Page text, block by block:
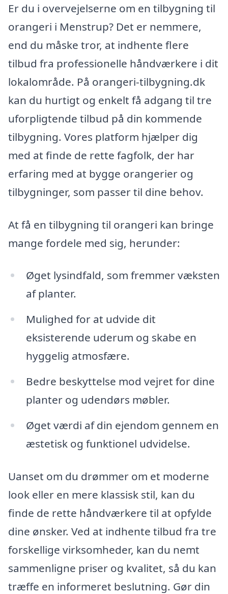
Er du i overvejelserne om en tilbygning til
orangeri i Menstrup? Det er nemmere,
end du måske tror, at indhente flere
tilbud fra professionelle håndværkere i dit
lokalområde. På orangeri-tilbygning.dk
kan du hurtigt og enkelt få adgang til tre
uforpligtende tilbud på din kommende
tilbygning. Vores platform hjælper dig
med at finde de rette fagfolk, der har
erfaring med at bygge orangerier og
tilbygninger, som passer til dine behov.
At få en tilbygning til orangeri kan bringe
mange fordele med sig, herunder:
Øget lysindfald, som fremmer væksten
af planter.
Mulighed for at udvide dit
eksisterende uderum og skabe en
hyggelig atmosfære.
Bedre beskyttelse mod vejret for dine
planter og udendørs møbler.
Øget værdi af din ejendom gennem en
æstetisk og funktionel udvidelse.
Uanset om du drømmer om et moderne
look eller en mere klassisk stil, kan du
finde de rette håndværkere til at opfylde
dine ønsker. Ved at indhente tilbud fra tre
forskellige virksomheder, kan du nemt
sammenligne priser og kvalitet, så du kan
træffe en informeret beslutning. Gør din